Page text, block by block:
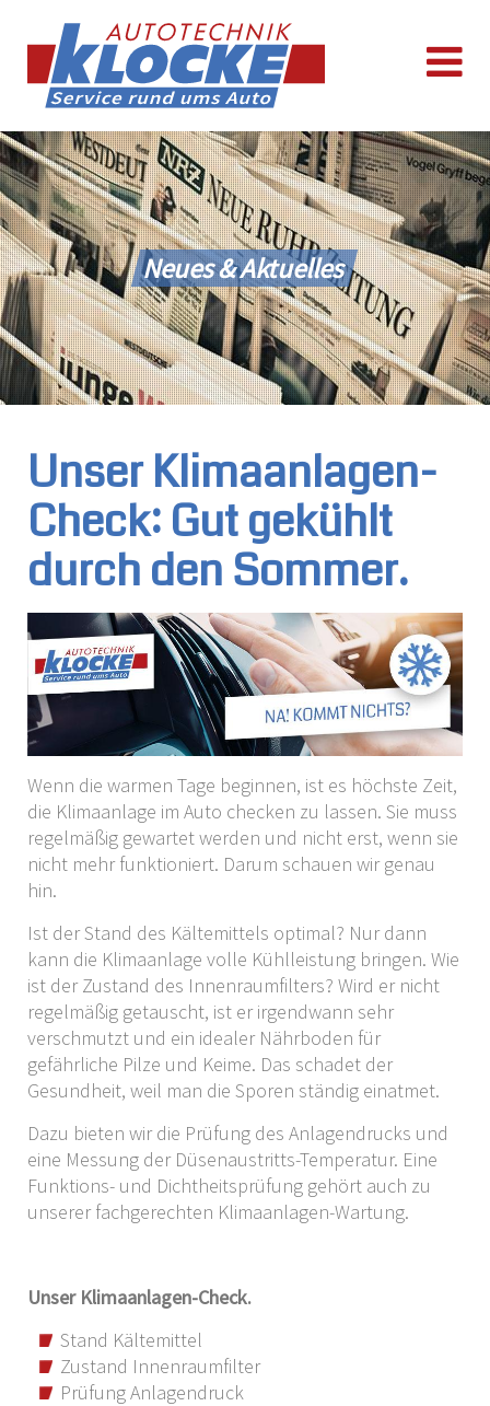
Neues & Aktuelles
Unser Klimaanlagen-
Check: Gut gekühlt
durch den Sommer.
Wenn die warmen Tage beginnen, ist es höchste Zeit,
die Klimaanlage im Auto checken zu lassen. Sie muss
regelmäßig gewartet werden und nicht erst, wenn sie
nicht mehr funktioniert. Darum schauen wir genau
hin.
Ist der Stand des Kältemittels optimal? Nur dann
kann die Klimaanlage volle Kühlleistung bringen. Wie
ist der Zustand des Innenraumfilters? Wird er nicht
regelmäßig getauscht, ist er irgendwann sehr
verschmutzt und ein idealer Nährboden für
gefährliche Pilze und Keime. Das schadet der
Gesundheit, weil man die Sporen ständig einatmet.
Dazu bieten wir die Prüfung des Anlagendrucks und
eine Messung der Düsenaustritts-Temperatur. Eine
Funktions- und Dichtheitsprüfung gehört auch zu
unserer fachgerechten Klimaanlagen-Wartung.
Unser Klimaanlagen-Check.
Stand Kältemittel
Zustand Innenraumfilter
Prüfung Anlagendruck